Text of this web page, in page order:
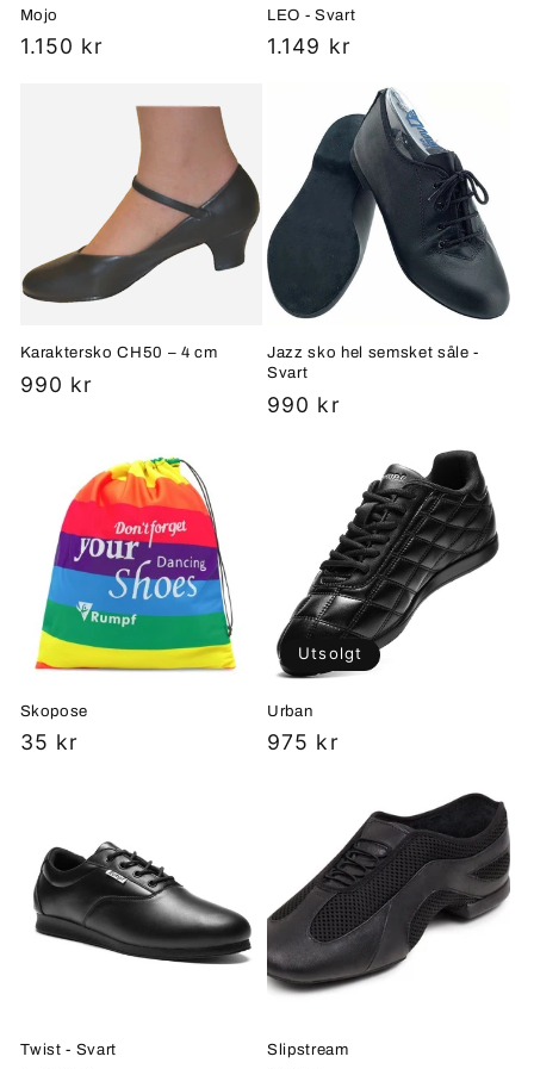
Mojo
Vanlig
1.150 kr
LEO - Svart
Vanlig
1.149 kr
Karaktersko CH50 – 4 cm
Vanlig
990 kr
Jazz sko hel semsket såle -
Svart
Vanlig
990 kr
Skopose
Vanlig
35 kr
Utsolgt
Urban
Vanlig
975 kr
Twist - Svart Slipstream